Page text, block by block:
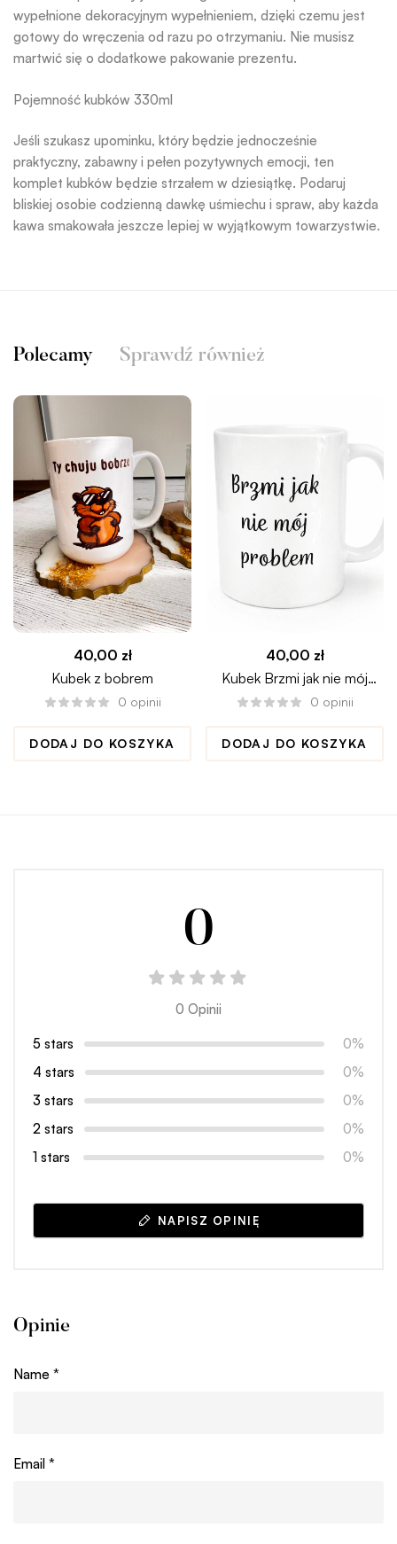
wypełnione dekoracyjnym wypełnieniem, dzięki czemu jest
gotowy do wręczenia od razu po otrzymaniu. Nie musisz
martwić się o dodatkowe pakowanie prezentu.
Pojemność kubków 330ml
Jeśli szukasz upominku, który będzie jednocześnie
praktyczny, zabawny i pełen pozytywnych emocji, ten
komplet kubków będzie strzałem w dziesiątkę. Podaruj
bliskiej osobie codzienną dawkę uśmiechu i spraw, aby każda
kawa smakowała jeszcze lepiej w wyjątkowym towarzystwie.
Polecamy Sprawdź również
40,00 zł
Kubek z bobrem
0 opinii
DODAJ DO KOSZYKA
40,00 zł
Kubek Brzmi jak nie mój
problem
0 opinii
DODAJ DO KOSZYKA
0
0 Opinii
5 stars
0%
4 stars
0%
3 stars
0%
2 stars
0%
1 stars
0%
NAPISZ OPINIĘ
Opinie
Name *
Email *